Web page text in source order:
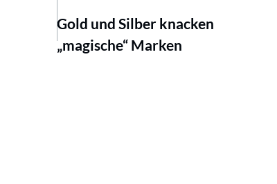
Gold und Silber knacken
„magische“ Marken